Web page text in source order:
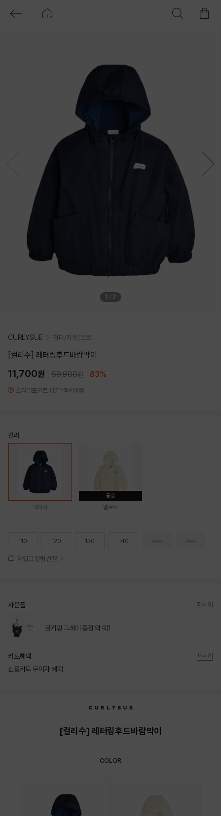
1 7
CURLYSUE 점퍼/자켓/코트
[컬리수] 레터링후드바람막이
11,700원 69,900원 83%
스타일포인트 117P 적립예정
컬러
네이비
품절
옐로우
110 120 130 140
재입고 알림 신청
사은품
띵키링 그레이 증정 외 택1
자세히
카드혜택
신용카드 무이자 혜택
자세히
[컬리수] 레터링후드바람막이
COLOR